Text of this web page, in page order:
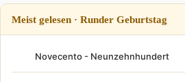
Meist gelesen · Runder Geburtstag
Novecento - Neunzehnhundert